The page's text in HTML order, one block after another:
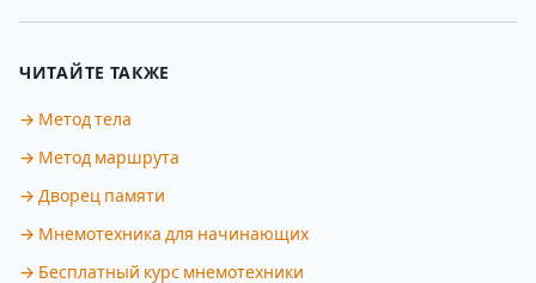
ЧИТАЙТЕ ТАКЖЕ
→ Метод тела
→ Метод маршрута
→ Дворец памяти
→ Мнемотехника для начинающих
→ Бесплатный курс мнемотехники